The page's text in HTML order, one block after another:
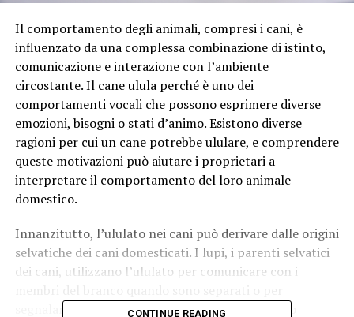
Il comportamento degli animali, compresi i cani, è
influenzato da una complessa combinazione di istinto,
comunicazione e interazione con l’ambiente
circostante. Il cane ulula perché è uno dei
comportamenti vocali che possono esprimere diverse
emozioni, bisogni o stati d’animo. Esistono diverse
ragioni per cui un cane potrebbe ululare, e comprendere
queste motivazioni può aiutare i proprietari a
interpretare il comportamento del loro animale
domestico.
Innanzitutto, l’ululato nei cani può derivare dalle origini
selvatiche dei cani domesticati. I lupi, i parenti selvatici
dei cani, utilizzano l’ululato per comunicare con i
segnalare la presenza di prede o minacce. Questo
CONTINUE READING